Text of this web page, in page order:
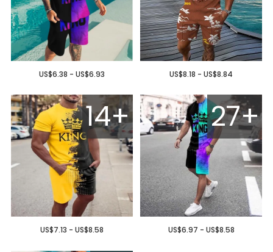
US$6.38 - US$6.93 US$8.18 - US$8.84
14+
US$7.13 - US$8.58
27+
US$6.97 - US$8.58